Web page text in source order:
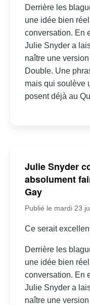
Derrière les
une idée bien
conversation. En
Julie Snyder a
naître une
Double. Une
mais qui soulève
posent déjà au
Julie Snyder
absolument
Gay
Publié le mardi 23
Ce serait
Derrière les
une idée bien
conversation. En
Julie Snyder a
naître une